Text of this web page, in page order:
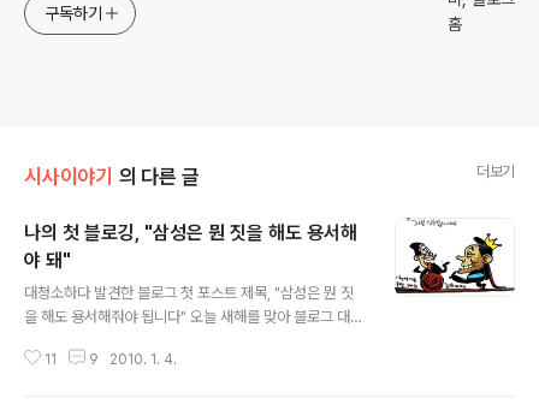
구독하기
시사이야기 의 다른 글 더보기
나의 첫 블로깅, "삼성은 뭔 짓을 해도 용서해
야 돼"
대청소하다 발견한 블로그 첫 포스트 제목, "삼성은 뭔 짓
을 해도 용서해줘야 됩니다" 오늘 새해를 맞아 블로그 대청
건의 글을 쓰고 그중 352개의 글을 다음뷰 등 메타블로그
11 9 2010. 1. 4.